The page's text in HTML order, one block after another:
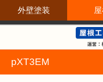
外壁塗装
pXT3EM